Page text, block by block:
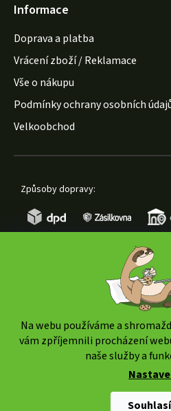
Na webu používáme a
vám zpříjemnili procházení
naše služby a
Informace
Doprava a platba
Vrácení zboží / Reklamace
Vše o nákupu
Podmínky ochrany osobních
Velkoobchod
Způsoby dopravy:
vyhrazena.
Upravit